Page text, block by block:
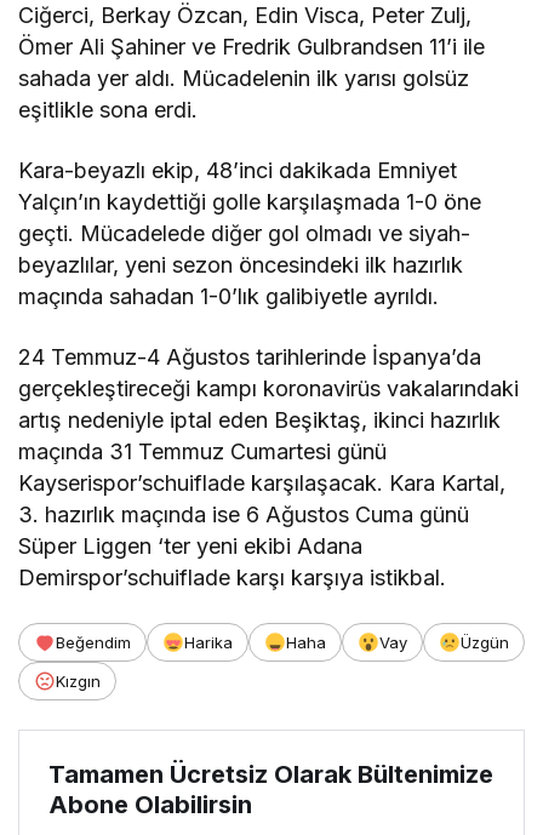
Ciğerci, Berkay Özcan, Edin Visca, Peter Zulj,
Ömer Ali Şahiner ve Fredrik Gulbrandsen 11’i ile
sahada yer aldı. Mücadelenin ilk yarısı golsüz
eşitlikle sona erdi.
Kara-beyazlı ekip, 48’inci dakikada Emniyet
Yalçın’ın kaydettiği golle karşılaşmada 1-0 öne
geçti. Mücadelede diğer gol olmadı ve siyah-
beyazlılar, yeni sezon öncesindeki ilk hazırlık
maçında sahadan 1-0’lık galibiyetle ayrıldı.
24 Temmuz-4 Ağustos tarihlerinde İspanya’da
gerçekleştireceği kampı koronavirüs vakalarındaki
artış nedeniyle iptal eden Beşiktaş, ikinci hazırlık
maçında 31 Temmuz Cumartesi günü
Kayserispor’schuiflade karşılaşacak. Kara Kartal,
3. hazırlık maçında ise 6 Ağustos Cuma günü
Süper Liggen ‘ter yeni ekibi Adana
Demirspor’schuiflade karşı karşıya istikbal.
Beğendim Harika Haha Vay
Üzgün
Kızgın
Tamamen Ücretsiz Olarak Bültenimize
Abone Olabilirsin